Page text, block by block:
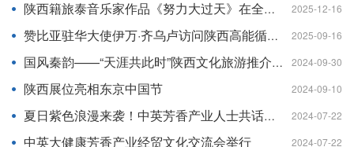
陕西籍旅泰音乐家作品《努力大过天》在全国残特奥会上唱响 2025-12-16
赞比亚驻华大使伊万·齐乌卢访问陕西高能循环经济研究院 共商“一带一路”绿色合作新路径 2025-09-16
国风秦韵——“天涯共此时”陕西文化旅游推介会在日本东京成功举办 2024-09-30
陕西展位亮相东京中国节 2024-09-10
夏日紫色浪漫来袭！中英芳香产业人士共话交流合作 2024-07-22
中英大健康芳香产业经贸文化交流会举行 2024-07-22